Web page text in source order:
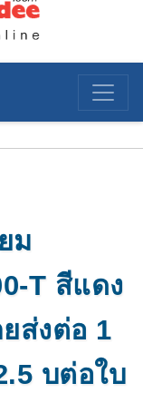
ม
T สีแดง
ส่งต่อ 1
บต่อใบ